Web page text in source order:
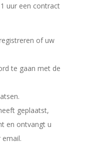
uur een contract
of uw
te gaan met de
geplaatst,
en ontvangt u